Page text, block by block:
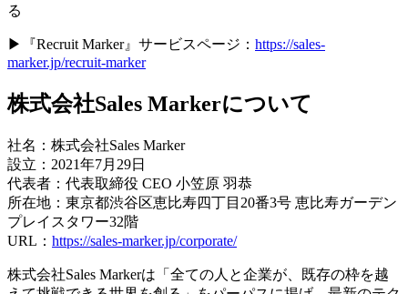
る
▶︎『Recruit Marker』サービスページ： https://sales-
marker.jp/recruit-marker
株式会社Sales Markerについて
社名：株式会社Sales Marker
設⽴：2021年7⽉29⽇
代表者：代表取締役 CEO 小笠原 羽恭
所在地：東京都渋谷区恵比寿四丁目20番3号 恵比寿ガーデン
プレイスタワー32階
URL： https://sales-marker.jp/corporate/
株式会社Sales Markerは「全ての人と企業が、既存の枠を越